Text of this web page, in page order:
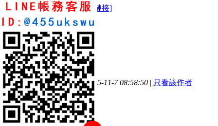
[複製鏈接]
forever7399
0
主題
1
帖子
4
積分
新手上路
積分
4
81#
發表於 2015-11-7 08:58:50 | 只看該作者
試用看看